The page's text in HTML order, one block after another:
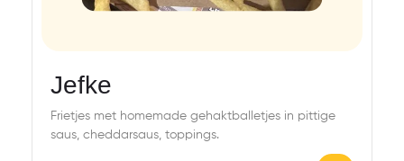
Jefke
Frietjes met homemade gehaktballetjes in pittige
saus, cheddarsaus, toppings.